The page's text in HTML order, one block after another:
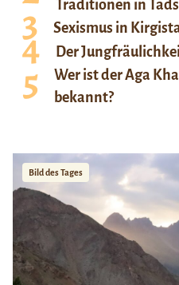
Traditionen in
Sexismus in
Der
Wer ist der Aga
bekannt?
Bild des Tages